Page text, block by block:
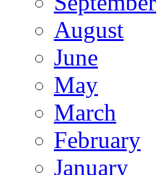
August
June
May
March
February
January